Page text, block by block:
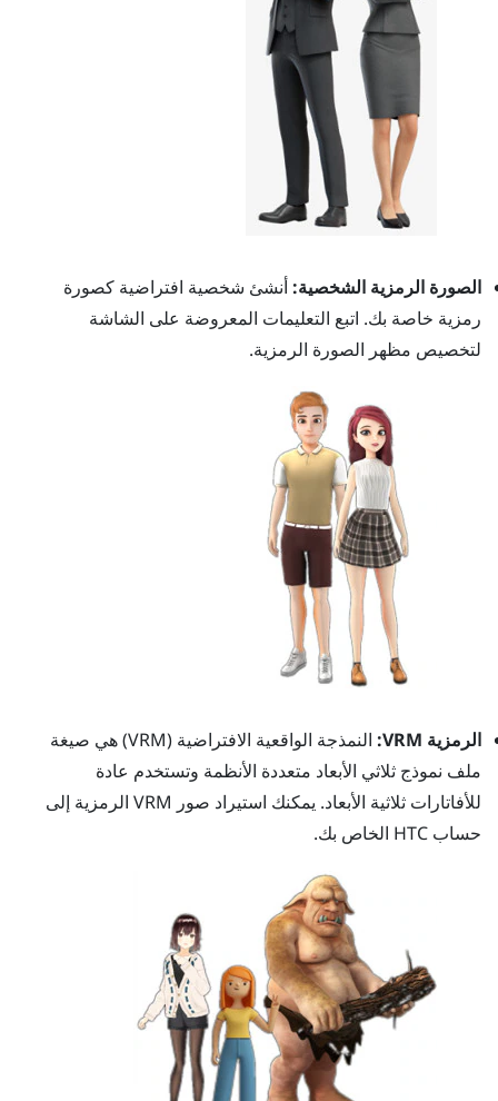
الصورة الرمزية الشخصية: أنشئ شخصية افتراضية كصورة
رمزية خاصة بك. اتبع التعليمات المعروضة على الشاشة
لتخصيص مظهر الصورة الرمزية.
الرمزية VRM:
النمذجة الواقعية الافتراضية (VRM) هي صيغة
ملف نموذج ثلاثي الأبعاد متعددة الأنظمة وتستخدم عادة
للأفاتارات ثلاثية الأبعاد. يمكنك استيراد صور VRM الرمزية إلى
حساب HTC الخاص بك.